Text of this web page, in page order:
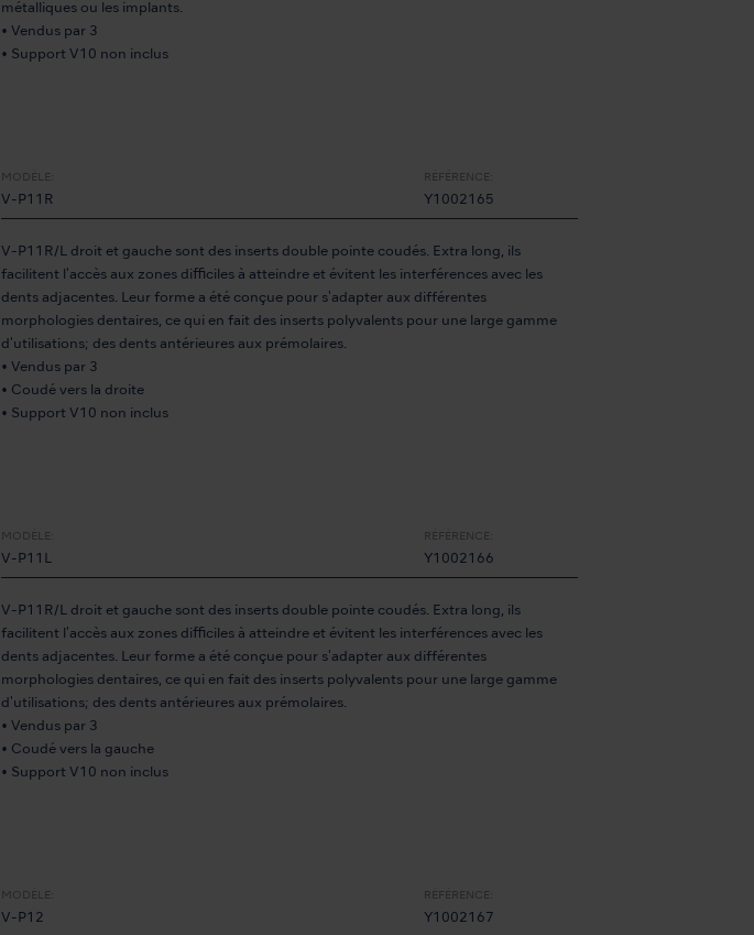
métalliques ou les implants.
• Vendus par 3
• Support V10 non inclus
MODÈLE:
V-P11R
RÉFÉRENCE:
Y1002165
V-P11R/L droit et gauche sont des inserts double pointe coudés. Extra long, ils
facilitent l'accès aux zones difficiles à atteindre et évitent les interférences avec les
dents adjacentes. Leur forme a été conçue pour s'adapter aux différentes
morphologies dentaires, ce qui en fait des inserts polyvalents pour une large gamme
d'utilisations; des dents antérieures aux prémolaires.
• Vendus par 3
• Coudé vers la droite
• Support V10 non inclus
MODÈLE:
V-P11L
RÉFÉRENCE:
Y1002166
V-P11R/L droit et gauche sont des inserts double pointe coudés. Extra long, ils
facilitent l'accès aux zones difficiles à atteindre et évitent les interférences avec les
dents adjacentes. Leur forme a été conçue pour s'adapter aux différentes
morphologies dentaires, ce qui en fait des inserts polyvalents pour une large gamme
d'utilisations; des dents antérieures aux prémolaires.
• Vendus par 3
• Coudé vers la gauche
• Support V10 non inclus
MODÈLE:
V-P12
RÉFÉRENCE:
Y1002167